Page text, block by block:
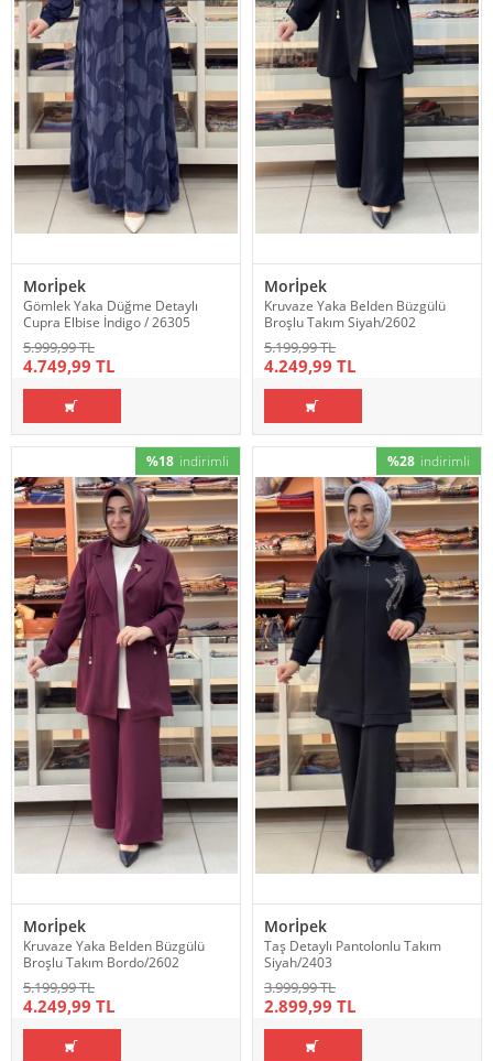
Morİpek
Gömlek Yaka Düğme Detaylı
Cupra Elbise İndigo / 26305
5.999,99 TL
4.749,99 TL
Morİpek
Kruvaze Yaka Belden Büzgülü
Broşlu Takım Siyah/2602
5.199,99 TL
4.249,99 TL
%18 indirimli
Morİpek
Kruvaze Yaka Belden Büzgülü
Broşlu Takım Bordo/2602
5.199,99 TL
4.249,99 TL
%28 indirimli
Morİpek
Taş Detaylı Pantolonlu Takım
Siyah/2403
3.999,99 TL
2.899,99 TL